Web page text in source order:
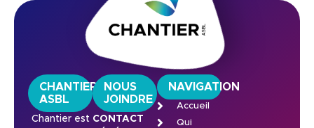
CHANTIER
ASBL
Chantier est
NOUS
JOINDRE
CONTACT
NAVIGATION
Accueil
Qui